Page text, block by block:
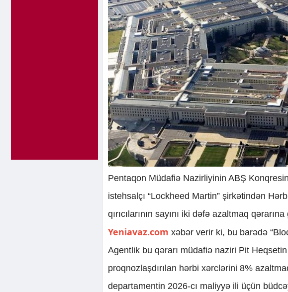
Pentaqon Müdafiə Nazirliyinin ABŞ
istehsalçı “Lockheed Martin” şirkətindən
qırıcılarının sayını iki dəfə azaltmaq
Yeniavaz.com xəbər verir ki, bu barədə
Agentlik bu qərarı müdafiə naziri Pit
proqnozlaşdırılan hərbi xərclərini 8%
departamentin 2026-cı maliyyə ili üçün